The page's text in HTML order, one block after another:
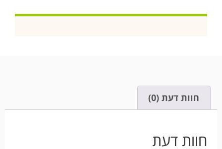
חוות דעת (0)
חוות דעת